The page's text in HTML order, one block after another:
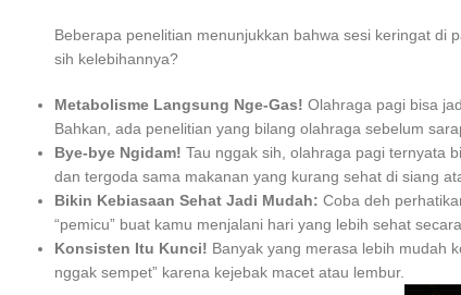
Beberapa penelitian menunjukkan bahwa sesi keringat di
sih kelebihannya?
Metabolisme Langsung Nge-Gas! Olahraga pagi bisa
Bahkan, ada penelitian yang bilang olahraga sebelum
Bye-bye Ngidam! Tau nggak sih, olahraga pagi ternyata
dan tergoda sama makanan yang kurang sehat di siang
Bikin Kebiasaan Sehat Jadi Mudah: Coba deh
“pemicu” buat kamu menjalani hari yang lebih sehat
Konsisten Itu Kunci! Banyak yang merasa lebih mudah
nggak sempet” karena kejebak macet atau lembur.